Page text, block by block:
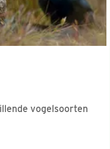
vogelsoorten